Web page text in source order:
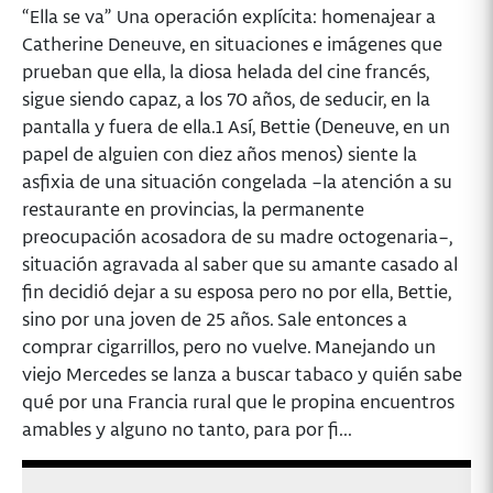
“Ella se va” Una operación explícita: homenajear a
Catherine Deneuve, en situaciones e imágenes que
prueban que ella, la diosa helada del cine francés,
sigue siendo capaz, a los 70 años, de seducir, en la
pantalla y fuera de ella.1 Así, Bettie (Deneuve, en un
papel de alguien con diez años menos) siente la
asfixia de una situación congelada –la atención a su
restaurante en provincias, la permanente
preocupación acosadora de su madre octogenaria–,
situación agravada al saber que su amante casado al
fin decidió dejar a su esposa pero no por ella, Bettie,
sino por una joven de 25 años. Sale entonces a
comprar cigarrillos, pero no vuelve. Manejando un
viejo Mercedes se lanza a buscar tabaco y quién sabe
qué por una Francia rural que le propina encuentros
amables y alguno no tanto, para por fi...